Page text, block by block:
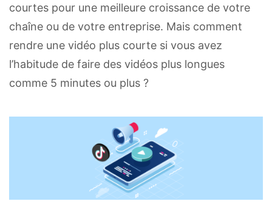
courtes pour une meilleure croissance de votre
chaîne ou de votre entreprise. Mais comment
rendre une vidéo plus courte si vous avez
l’habitude de faire des vidéos plus longues
comme 5 minutes ou plus ?